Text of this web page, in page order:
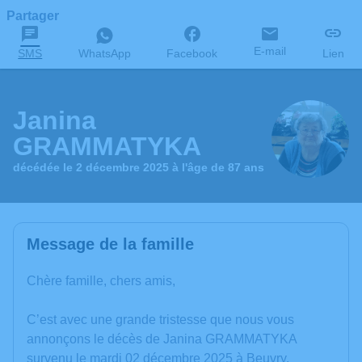
Partager
SMS WhatsApp Facebook E-mail Lien
Janina
GRAMMATYKA
décédée le 2 décembre 2025 à l'âge de 87 ans
Message de la famille
Chère famille, chers amis,
C’est avec une grande tristesse que nous vous
annonçons le décès de Janina GRAMMATYKA
survenu le mardi 02 décembre 2025 à Beuvry.